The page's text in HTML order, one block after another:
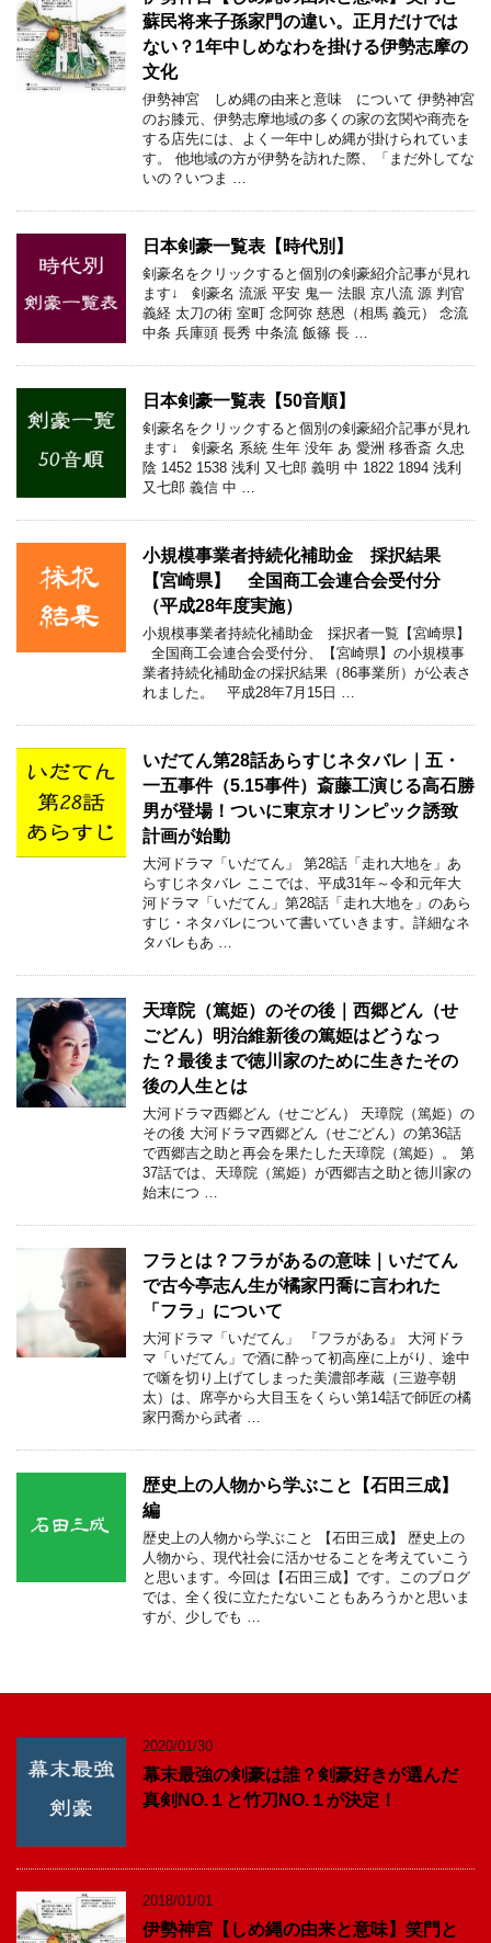
蘇民将来子孫家門の違い。正月だけでは
ない？1年中しめなわを掛ける伊勢志摩の
文化
伊勢神宮 しめ縄の由来と意味 について 伊勢神宮
のお膝元、伊勢志摩地域の多くの家の玄関や商売を
する店先には、よく一年中しめ縄が掛けられていま
す。 他地域の方が伊勢を訪れた際、「まだ外してな
いの？いつま …
日本剣豪一覧表【時代別】
剣豪名をクリックすると個別の剣豪紹介記事が見れ
ます↓ 剣豪名 流派 平安 鬼一 法眼 京八流 源 判官
義経 太刀の術 室町 念阿弥 慈恩（相馬 義元） 念流
中条 兵庫頭 長秀 中条流 飯篠 長 …
日本剣豪一覧表【50音順】
剣豪名をクリックすると個別の剣豪紹介記事が見れ
ます↓ 剣豪名 系統 生年 没年 あ 愛洲 移香斎 久忠
陰 1452 1538 浅利 又七郎 義明 中 1822 1894 浅利
又七郎 義信 中 …
小規模事業者持続化補助金 採択結果
【宮崎県】 全国商工会連合会受付分
（平成28年度実施）
小規模事業者持続化補助金 採択者一覧【宮崎県】
全国商工会連合会受付分、【宮崎県】の小規模事
業者持続化補助金の採択結果（86事業所）が公表さ
れました。 平成28年7月15日 …
いだてん第28話あらすじネタバレ｜五・
一五事件（5.15事件）斎藤工演じる高石勝
男が登場！ついに東京オリンピック誘致
計画が始動
大河ドラマ「いだてん」 第28話「走れ大地を」あ
らすじネタバレ ここでは、平成31年～令和元年大
河ドラマ「いだてん」第28話「走れ大地を」のあら
すじ・ネタバレについて書いていきます。詳細なネ
タバレもあ …
天璋院（篤姫）のその後｜西郷どん（せ
ごどん）明治維新後の篤姫はどうなっ
た？最後まで徳川家のために生きたその
後の人生とは
大河ドラマ西郷どん（せごどん） 天璋院（篤姫）の
その後 大河ドラマ西郷どん（せごどん）の第36話
で西郷吉之助と再会を果たした天璋院（篤姫）。 第
37話では、天璋院（篤姫）が西郷吉之助と徳川家の
始末につ …
フラとは？フラがあるの意味｜いだてん
で古今亭志ん生が橘家円喬に言われた
「フラ」について
大河ドラマ「いだてん」 『フラがある』 大河ドラ
マ「いだてん」で酒に酔って初高座に上がり、途中
で噺を切り上げてしまった美濃部孝蔵（三遊亭朝
太）は、席亭から大目玉をくらい第14話で師匠の橘
家円喬から武者 …
歴史上の人物から学ぶこと【石田三成】
編
歴史上の人物から学ぶこと 【石田三成】 歴史上の
人物から、現代社会に活かせることを考えていこう
と思います。今回は【石田三成】です。このブログ
では、全く役に立たたないこともあろうかと思いま
すが、少しでも …
2020/01/30
幕末最強の剣豪は誰？剣豪好きが選んだ
真剣NO.１と竹刀NO.１が決定！
2018/01/01
伊勢神宮【しめ縄の由来と意味】笑門と